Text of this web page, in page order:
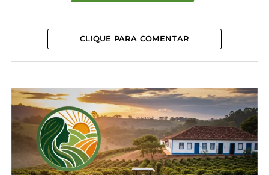
com a guerra comercial imposta pelo presidente
Donald Trump a parceiros comerciais do país e
outros mercados tenham atuado como elementos
Preços internos
O valor médio da saca de milho no Brasil foi cotado
a R$ 84,01 no dia 13 de março, alta de 4,66% frente
aos R$ 80,27 registrados no fechamento da
CLIQUE PARA COMENTAR